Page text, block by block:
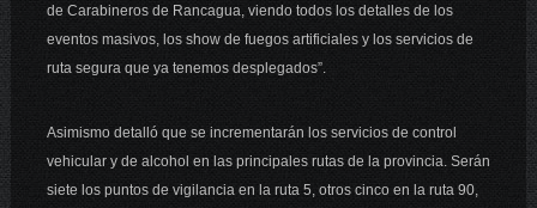
de Carabineros de Rancagua, viendo todos los detalles de los
eventos masivos, los show de fuegos artificiales y los servicios de
ruta segura que ya tenemos desplegados”.
Asimismo detalló que se incrementarán los servicios de control
vehicular y de alcohol en las principales rutas de la provincia. Serán
siete los puntos de vigilancia en la ruta 5, otros cinco en la ruta 90,